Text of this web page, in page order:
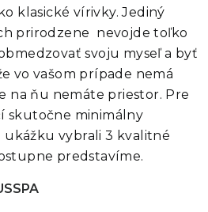
klasické vírivky. Jediný
prirodzene nevojde toľko
svoju myseľ a byť
vo vašom prípade nemá
na ňu nemáte priestor. Pre
skutočne minimálny
ukážku vybrali 3 kvalitné
predstavíme.